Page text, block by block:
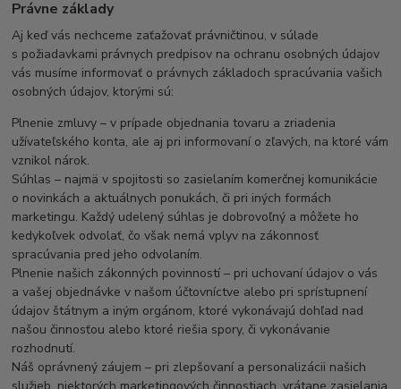
Právne základy
Aj keď vás nechceme zaťažovať právničtinou, v súlade
s požiadavkami právnych predpisov na ochranu osobných údajov
vás musíme informovať o právnych základoch spracúvania vašich
osobných údajov, ktorými sú:
Plnenie zmluvy – v prípade objednania tovaru a zriadenia
užívateľského konta, ale aj pri informovaní o zľavých, na ktoré vám
vznikol nárok.
Súhlas – najmä v spojitosti so zasielaním komerčnej komunikácie
o novinkách a aktuálnych ponukách, či pri iných formách
marketingu. Každý udelený súhlas je dobrovoľný a môžete ho
kedykoľvek odvolať, čo však nemá vplyv na zákonnosť
spracúvania pred jeho odvolaním.
Plnenie našich zákonných povinností – pri uchovaní údajov o vás
a vašej objednávke v našom účtovníctve alebo pri sprístupnení
údajov štátnym a iným orgánom, ktoré vykonávajú dohľad nad
našou činnosťou alebo ktoré riešia spory, či vykonávanie
rozhodnutí.
Náš oprávnený záujem – pri zlepšovaní a personalizácii našich